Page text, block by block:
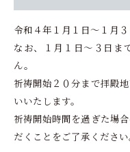
令和４年１月１日～１月
なお、１月１日～３日ま
ん。
祈祷開始２０分まで拝殿
いいたします。
祈祷開始時間を過ぎた場
だくことをご了承ください